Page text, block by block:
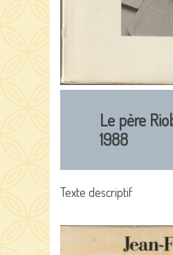
Le père
1988
Texte descriptif